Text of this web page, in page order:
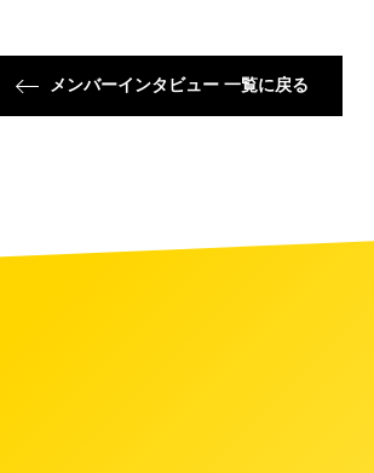
メンバーインタビュー 一覧に戻る